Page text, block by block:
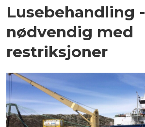
Lusebehandling -
nødvendig med
restriksjoner